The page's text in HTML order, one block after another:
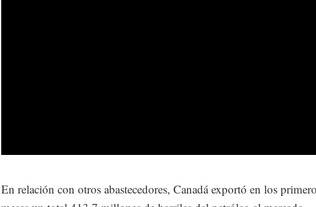
En relación con otros abastecedores, Canadá exportó en los